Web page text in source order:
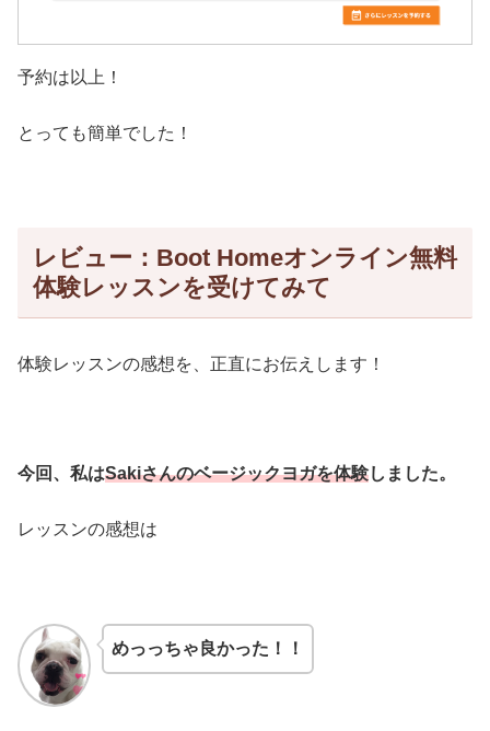
予約は以上！
とっても簡単でした！
レビュー：Boot Homeオンライン無料
体験レッスンを受けてみて
体験レッスンの感想を、正直にお伝えします！
今回、私はSakiさんのベージックヨガを体験しました。
レッスンの感想は
めっっちゃ良かった！！